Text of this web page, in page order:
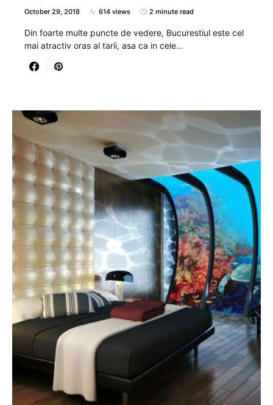
October 29, 2018 614 views 2 minute read
Din foarte multe puncte de vedere, Bucurestiul este cel
mai atractiv oras al tarii, asa ca in cele…